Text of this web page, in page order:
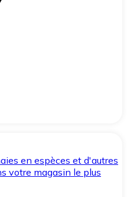
en espèces et d'autres
votre magasin le plus